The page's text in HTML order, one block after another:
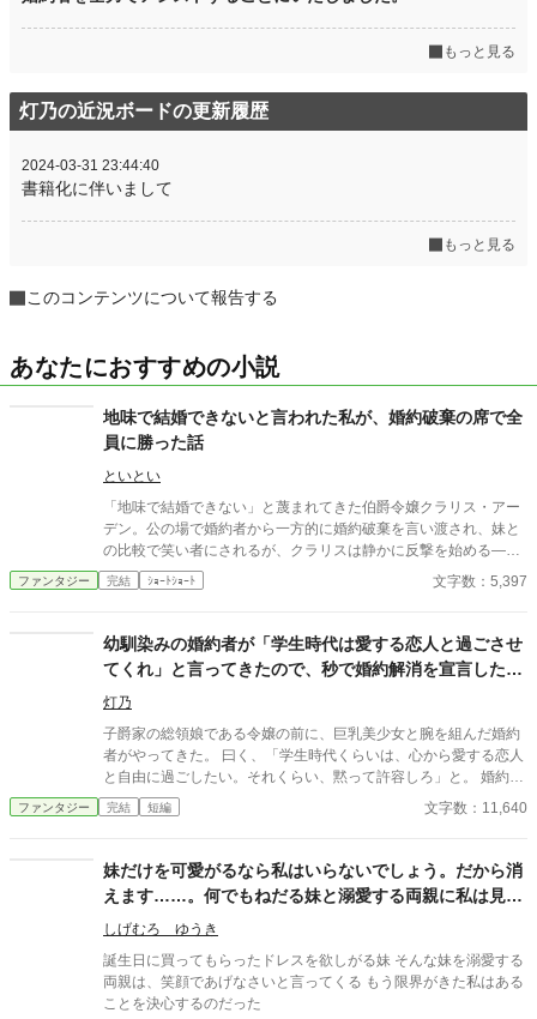
もっと見る
灯乃の近況ボードの更新履歴
2024-03-31 23:44:40
書籍化に伴いまして
もっと見る
このコンテンツについて報告する
あなたにおすすめの小説
地味で結婚できないと言われた私が、婚約破棄の席で全
員に勝った話
といとい
「地味で結婚できない」と蔑まれてきた伯爵令嬢クラリス・アー
デン。公の場で婚約者から一方的に婚約破棄を言い渡され、妹と
の比較で笑い者にされるが、クラリスは静かに反撃を始める―
―。周到に集めた証拠と知略を武器に、貴族社会の表と裏を暴
き、見下してきた者たちを鮮やかに逆転。冷静さと気品で場を支
ファンタジー 完結 ｼｮｰﾄｼｮｰﾄ 文字数：5,397
幼馴染みの婚約者が「学生時代は愛する恋人と過ごさせ
てくれ」と言ってきたので、秒で婚約解消を宣言した令
嬢の前世が、社畜のおっさんだった件。
灯乃
子爵家の総領娘である令嬢の前に、巨乳美少女と腕を組んだ婚約
者がやってきた。 曰く、「学生時代くらいは、心から愛する恋人
と自由に過ごしたい。それくらい、黙って許容しろ」と。 婚約者
を甘やかし過ぎていたことに気付いた彼女は、その場で婚約解消
を宣言する。 前半はたぶん普通の令嬢もの、後半はおっさんコメ
ファンタジー 完結 短編 文字数：11,640
妹だけを可愛がるなら私はいらないでしょう。だから消
えます……。何でもねだる妹と溺愛する両親に私は見切
りをつける。
しげむろ ゆうき
誕生日に買ってもらったドレスを欲しがる妹 そんな妹を溺愛する
両親は、笑顔であげなさいと言ってくる もう限界がきた私はある
ことを決心するのだった